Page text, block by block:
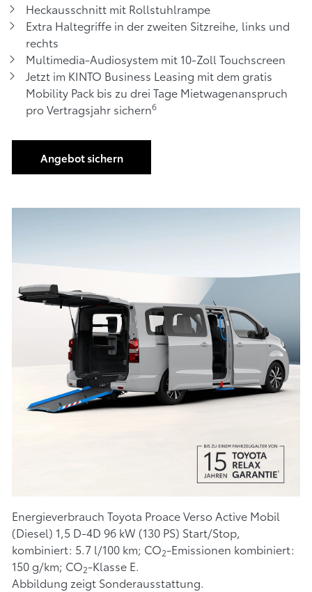
Energieverbrauch Toyota Proace Verso Active Mobil
(Diesel) 1,5 D-4D 96 kW (130 PS) Start/Stop,
kombiniert: 5.7 l/100 km; CO2-Emissionen kombiniert:
150 g/km; CO2-Klasse E.
Abbildung zeigt Sonderausstattung.
Heckausschnitt mit Rollstuhlrampe
Extra Haltegriffe in der zweiten Sitzreihe, links und
rechts
Multimedia-Audiosystem mit 10-Zoll Touchscreen
Jetzt im KINTO Business Leasing mit dem gratis
Mobility Pack bis zu drei Tage Mietwagenanspruch
pro Vertragsjahr sichern6
Angebot sichern